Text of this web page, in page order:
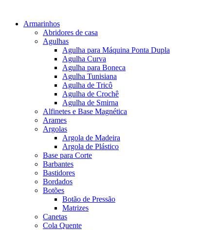
Armarinhos
Abridores de casa
Agulhas
Agulha para Máquina Ponta Dupla
Agulha Curva
Agulha para Boneca
Agulha Tunisiana
Agulha de Tricô
Agulha de Crochê
Agulha de Smirna
Alfinetes e Base Magnética
Arames
Argolas
Argola de Madeira
Argola de Plástico
Base para Corte
Barbantes
Bastidores
Bordados
Botões
Botão de Pressão
Matrizes
Canetas
Cola Quente